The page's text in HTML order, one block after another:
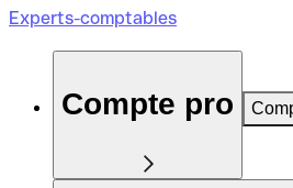
Experts-comptables
Compte pro